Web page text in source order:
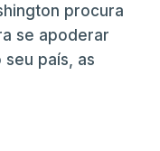
procura
se apoderar
país, as